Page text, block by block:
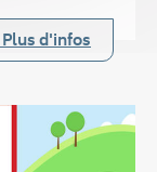
Plus d'infos